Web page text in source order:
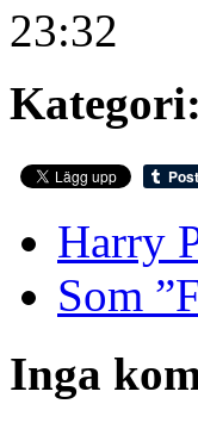
23:32
Kategori:
Harry
Som
Inga